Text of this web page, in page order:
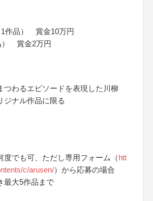
1作品） 賞金10万円
） 賞金2万円
つわるエピソードを表現した川柳
ナル作品に限る
でも可、ただし専用フォーム（htt
c/arusen/）から応募の場合
最大5作品まで